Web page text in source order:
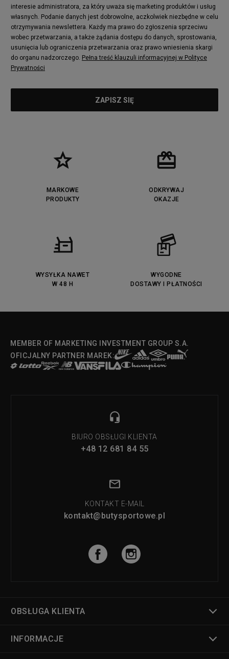
interesie administratora, za który uważa się marketing produktów i usług
własnych. Podanie danych jest dobrowolne, aczkolwiek niezbędne w celu
otrzymywania newslettera. Każdy ma prawo do zgłoszenia sprzeciwu
wobec przetwarzania, a także żądania dostępu do danych, sprostowania,
usunięcia lub ograniczenia przetwarzania oraz prawo wniesienia skargi
do organu nadzorczego. Pełna treść klauzuli informacyjnej w Polityce
Prywatności
MARKOWE
PRODUKTY
ODKRYWAJ
OKAZJE
WYSYŁKA NAWET
W 48 H
WYGODNE
DOSTAWY I PŁATNOŚCI
MEMBER OF MARKETING INVESTMENT GROUP S.A.
OFICJALNY PARTNER MAREK:
BIURO OBSŁUGI KLIENTA
+48 12 681 84 55
KONTAKT E-MAIL
kontakt@butysportowe.pl
OBSŁUGA KLIENTA
INFORMACJE